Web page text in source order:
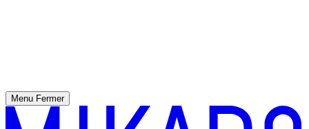
Menu Fermer